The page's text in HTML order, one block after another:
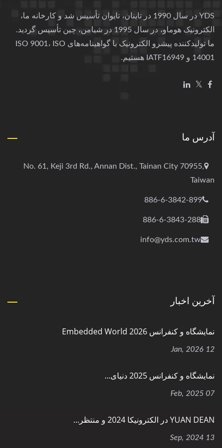
YDS در سال 1990 در تاینان، تایوان تأسیس شد و کارخانه ما،
الکترونیک هوماو، در سال 1995 در شیامن، چین تأسیس گردید.
ما تولیدکننده پیشرو الکترونیک با گواهینامه‌های ISO 9001، ISO
14001 و IATF16949 هستیم.
آدرس ما
No. 61, Keji 3rd Rd., Annan Dist., Tainan City 70955,
Taiwan
886-6-3842-899
886-6-3843-288
info@yds.com.tw
آخرین اخبار
نمایشگاه و کنفرانس Embedded World 2026
12 Jan, 2026
نمایشگاه و کنفرانس 2025 دنیای...
07 Feb, 2025
YUAN DEAN در الکترونیکا 2024 و منتظر...
13 Sep, 2024